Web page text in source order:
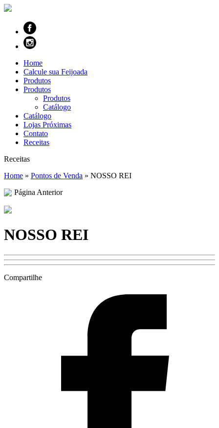
Home
Calcule sua Feijoada
Produtos
Produtos
Produtos
Catálogo
Catálogo
Lojas Próximas
Contato
Receitas
Receitas
Home » Pontos de Venda » NOSSO REI
Página Anterior
NOSSO REI
Compartilhe